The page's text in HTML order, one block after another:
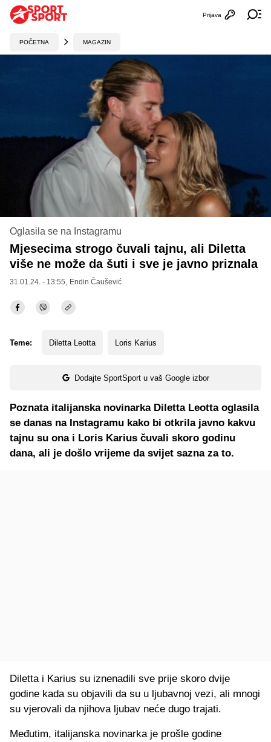
Otvori
Prijava
POČETNA MAGAZIN
Oglasila se na Instagramu
Mjesecima strogo čuvali tajnu, ali Diletta
više ne može da šuti i sve je javno priznala
31.01.24. - 13:55, Endin Čaušević
Teme: Diletta Leotta Loris Karius
Dodajte SportSport u vaš Google izbor
Poznata italijanska novinarka Diletta Leotta oglasila
se danas na Instagramu kako bi otkrila javno kakvu
tajnu su ona i Loris Karius čuvali skoro godinu
dana, ali je došlo vrijeme da svijet sazna za to.
Diletta i Karius su iznenadili sve prije skoro dvije
godine kada su objavili da su u ljubavnoj vezi, ali mnogi
su vjerovali da njihova ljubav neće dugo trajati.
Međutim, italijanska novinarka je prošle godine